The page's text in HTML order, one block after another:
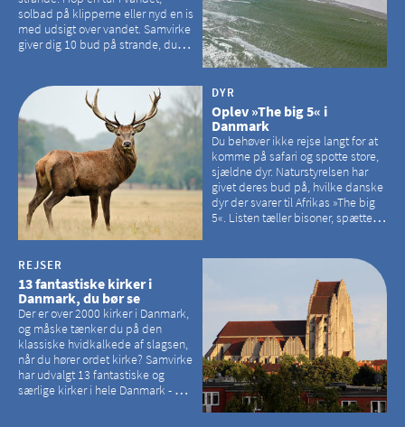
solbad på klipperne eller nyd en is
med udsigt over vandet. Samvirke
giver dig 10 bud på strande, du
DYR
Oplev »The big 5« i
Danmark
Du behøver ikke rejse langt for at
komme på safari og spotte store,
sjældne dyr. Naturstyrelsen har
givet deres bud på, hvilke danske
dyr der svarer til Afrikas »The big
5«. Listen tæller bisoner, spættede
REJSER
13 fantastiske kirker i
Danmark, du bør se
Der er over 2000 kirker i Danmark,
og måske tænker du på den
klassiske hvidkalkede af slagsen,
når du hører ordet kirke? Samvirke
har udvalgt 13 fantastiske og
særlige kirker i hele Danmark - og